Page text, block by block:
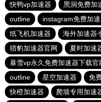
快鸭vp加速器
黑洞免费加
outline
instagram免费加
纸飞机加速器
海外加速器
猎豹加速器官网
夏时加速
暴雪vp永久免费加速器下载官
outline
星空加速器 免
快橙加速器
爬墙专用加速